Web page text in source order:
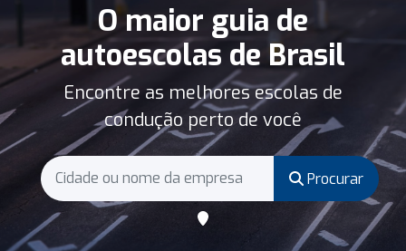
O maior guia de
autoescolas de Brasil
Encontre as melhores escolas de
condução perto de você
Procurar